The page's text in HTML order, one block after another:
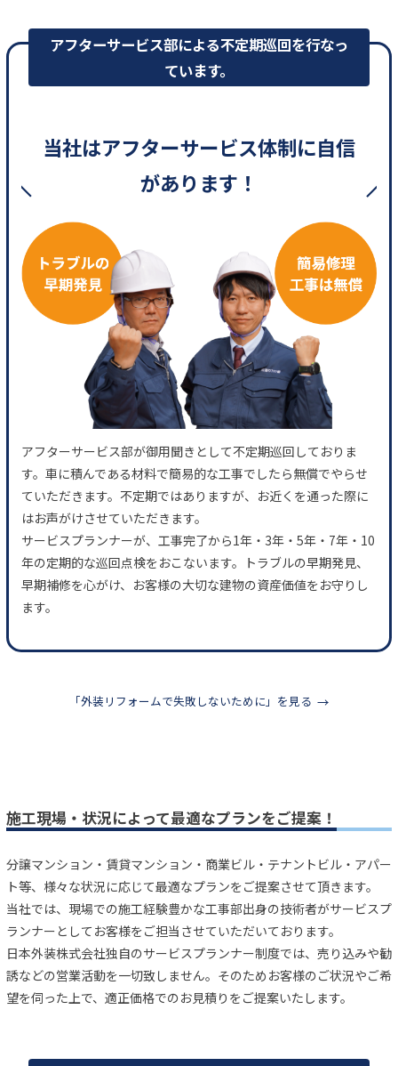
アフターサービス部による不定期巡回を行なっ
ています。
当社はアフターサービス体制に自信
があります！
アフターサービス部が御用聞きとして不定期巡回しておりま
す。車に積んである材料で簡易的な工事でしたら無償でやらせ
ていただきます。不定期ではありますが、お近くを通った際に
はお声がけさせていただきます。
サービスプランナーが、工事完了から1年・3年・5年・7年・10
年の定期的な巡回点検をおこないます。トラブルの早期発見、
早期補修を心がけ、お客様の大切な建物の資産価値をお守りし
ます。
「外装リフォームで失敗しないために」を見る
施工現場・状況によって最適なプランをご提案！
分譲マンション・賃貸マンション・商業ビル・テナントビル・アパー
ト等、様々な状況に応じて最適なプランをご提案させて頂きます。
当社では、現場での施工経験豊かな工事部出身の技術者がサービスプ
ランナーとしてお客様をご担当させていただいております。
日本外装株式会社独自のサービスプランナー制度では、売り込みや勧
誘などの営業活動を一切致しません。そのためお客様のご状況やご希
望を伺った上で、適正価格でのお見積りをご提案いたします。